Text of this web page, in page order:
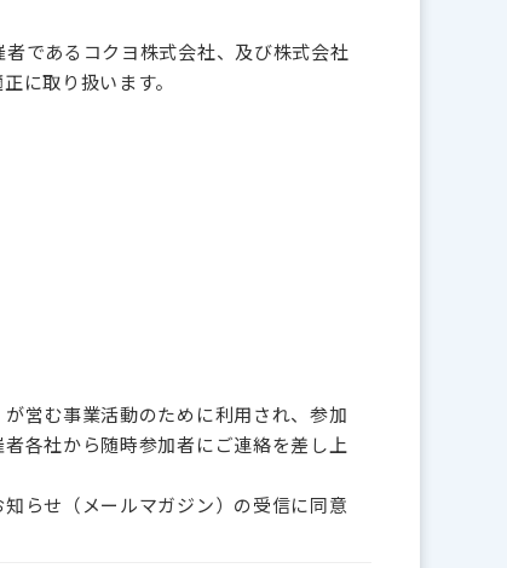
であるコクヨ株式会社、及び株式会社
に取り扱います。
営む事業活動のために利用され、参加
各社から随時参加者にご連絡を差し上
らせ（メールマガジン）の受信に同意